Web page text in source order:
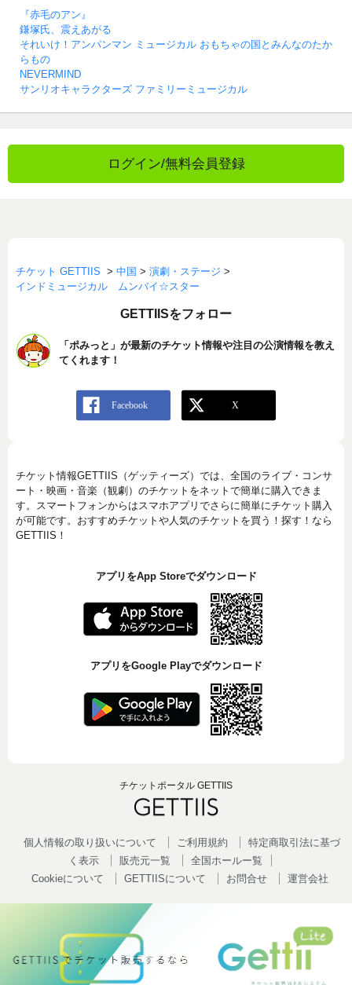
『赤毛のアン』
鎌塚氏、震えあがる
それいけ！アンパンマン ミュージカル おもちゃの国とみんなのたか
らもの
NEVERMIND
サンリオキャラクターズ ファミリーミュージカル
ログイン/無料会員登録
チケット GETTIIS > 中国 > 演劇・ステージ >
インドミュージカル ムンバイ☆スター
GETTIISをフォロー
「ポみっと」が最新のチケット情報や注目の公演情報を教え
てくれます！
チケット情報GETTIIS（ゲッティーズ）では、全国のライブ・コンサ
ート・映画・音楽（観劇）のチケットをネットで簡単に購入できま
す。スマートフォンからはスマホアプリでさらに簡単にチケット購入
が可能です。おすすめチケットや人気のチケットを買う！探す！なら
GETTIIS！
アプリをApp Storeでダウンロード
アプリをGoogle Playでダウンロード
チケットポータル GETTIIS
個人情報の取り扱いについて ご利用規約
特定商取引法に基づ
く表示
販売元一覧
全国ホールー覧
Cookieについて
GETTIISについて お問合せ 運営会社